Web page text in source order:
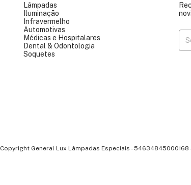
Lâmpadas
Iluminação
Infravermelho
Automotivas
Médicas e Hospitalares
Dental & Odontologia
Soquetes
Copyright General Lux Lâmpadas Especiais -